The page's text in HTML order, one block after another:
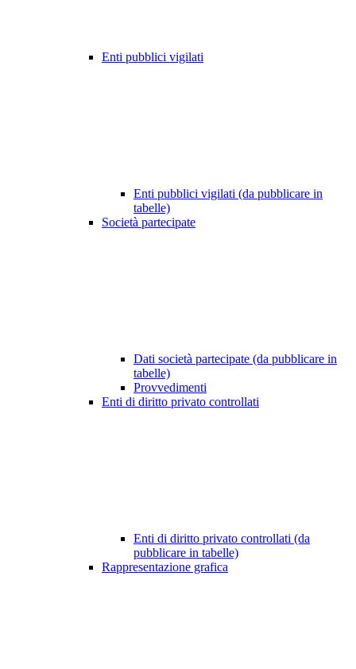
Enti pubblici vigilati
Enti pubblici vigilati (da pubblicare in
tabelle)
Società partecipate
Dati società partecipate (da pubblicare in
tabelle)
Provvedimenti
Enti di diritto privato controllati
Enti di diritto privato controllati (da
pubblicare in tabelle)
Rappresentazione grafica